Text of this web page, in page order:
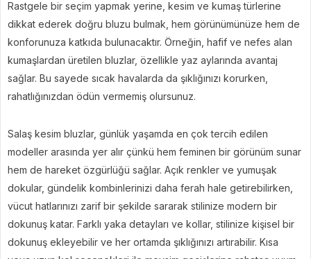
Rastgele bir seçim yapmak yerine, kesim ve kumaş türlerine
dikkat ederek doğru bluzu bulmak, hem görünümünüze hem de
konforunuza katkıda bulunacaktır. Örneğin, hafif ve nefes alan
kumaşlardan üretilen bluzlar, özellikle yaz aylarında avantaj
sağlar. Bu sayede sıcak havalarda da şıklığınızı korurken,
rahatlığınızdan ödün vermemiş olursunuz.
Salaş kesim bluzlar, günlük yaşamda en çok tercih edilen
modeller arasında yer alır çünkü hem feminen bir görünüm sunar
hem de hareket özgürlüğü sağlar. Açık renkler ve yumuşak
dokular, gündelik kombinlerinizi daha ferah hale getirebilirken,
vücut hatlarınızı zarif bir şekilde sararak stilinize modern bir
dokunuş katar. Farklı yaka detayları ve kollar, stilinize kişisel bir
dokunuş ekleyebilir ve her ortamda şıklığınızı artırabilir. Kısa